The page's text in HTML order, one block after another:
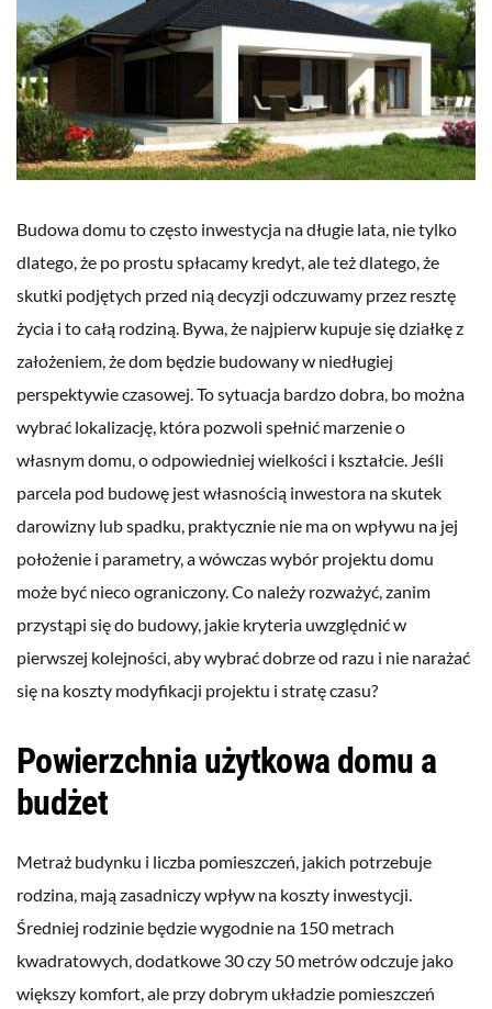
Budowa domu to często inwestycja na długie lata, nie tylko
dlatego, że po prostu spłacamy kredyt, ale też dlatego, że
skutki podjętych przed nią decyzji odczuwamy przez resztę
życia i to całą rodziną. Bywa, że najpierw kupuje się działkę z
założeniem, że dom będzie budowany w niedługiej
perspektywie czasowej. To sytuacja bardzo dobra, bo można
wybrać lokalizację, która pozwoli spełnić marzenie o
własnym domu, o odpowiedniej wielkości i kształcie. Jeśli
parcela pod budowę jest własnością inwestora na skutek
darowizny lub spadku, praktycznie nie ma on wpływu na jej
położenie i parametry, a wówczas wybór projektu domu
może być nieco ograniczony. Co należy rozważyć, zanim
przystąpi się do budowy, jakie kryteria uwzględnić w
pierwszej kolejności, aby wybrać dobrze od razu i nie narażać
się na koszty modyfikacji projektu i stratę czasu?
Powierzchnia użytkowa domu a
budżet
Metraż budynku i liczba pomieszczeń, jakich potrzebuje
rodzina, mają zasadniczy wpływ na koszty inwestycji.
Średniej rodzinie będzie wygodnie na 150 metrach
kwadratowych, dodatkowe 30 czy 50 metrów odczuje jako
większy komfort, ale przy dobrym układzie pomieszczeń